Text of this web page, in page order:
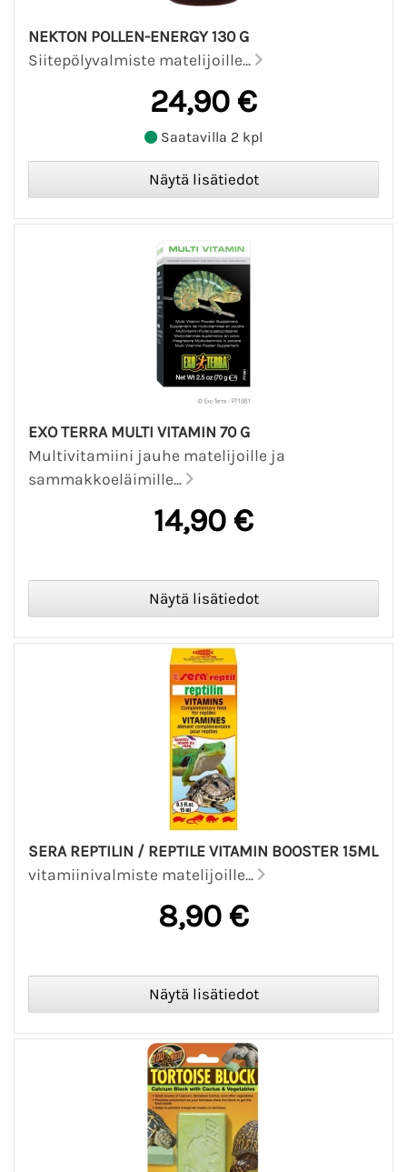
NEKTON POLLEN-ENERGY 130 G
Siitepölyvalmiste matelijoille...
24,90 €
Saatavilla 2 kpl
EXO TERRA MULTI VITAMIN 70 G
Multivitamiini jauhe matelijoille ja
sammakkoeläimille...
14,90 €
SERA REPTILIN / REPTILE VITAMIN BOOSTER 15ML
vitamiinivalmiste matelijoille...
8,90 €